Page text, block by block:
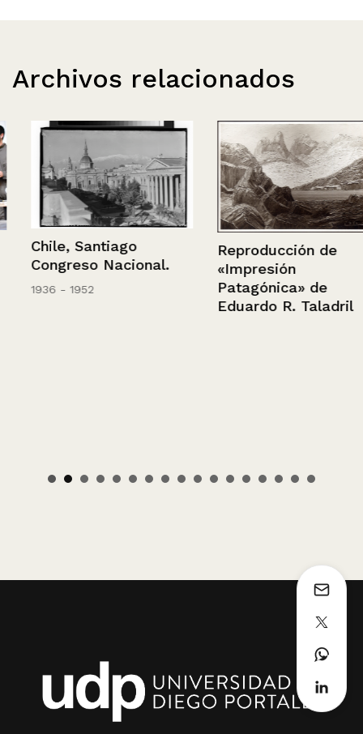
Archivos relacionados
Chile, Santiago
Congreso Nacional.
1936 - 1952
Reproducción de
«Impresión
Patagónica» de
Eduardo R. Taladril